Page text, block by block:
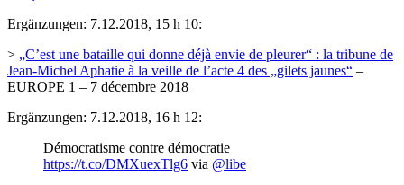
Ergänzungen: 7.12.2018, 15 h 10:
> „C’est une bataille qui donne déjà envie de pleurer“ : la tribune de
Jean-Michel Aphatie à la veille de l’acte 4 des „gilets jaunes“ –
EUROPE 1 – 7 décembre 2018
Ergänzungen: 7.12.2018, 16 h 12:
Démocratisme contre démocratie
https://t.co/DMXuexTlg6 via @libe